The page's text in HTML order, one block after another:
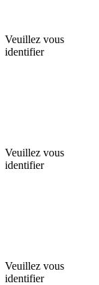
Veuillez vous
identifier
Veuillez vous
identifier
Veuillez vous
identifier